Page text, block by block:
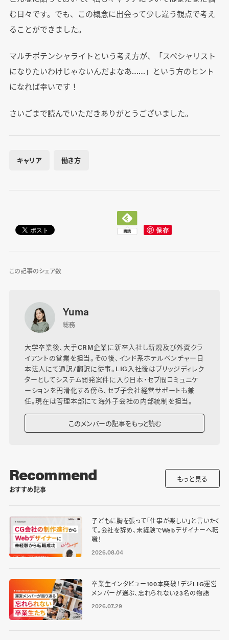
む日々です。でも、この概念に出会って少し違う観点で考え
ることができました。
マルチポテンシャライトという考え方が、「スペシャリスト
になりたいわけじゃないんだよなあ……」という方のヒント
になれば幸いです！
さいごまで読んでいただきありがとうございました。
キャリア 働き方
この記事のシェア数
Yuma
総務
大学卒業後、大手CRM企業に新卒入社し新規及び外資クラ
イアントの営業を担当。その後、インド系ホテルベンチャー日
本法人にて通訳/翻訳に従事。LIG入社後はブリッジディレク
ターとしてシステム開発案件に入り日本・セブ間コミュニケ
ーションを円滑化する傍ら、セブ子会社経営サポートも兼
任。現在は管理本部にて海外子会社の内部統制を担当。
このメンバーの記事をもっと読む
Recommend
おすすめ記事
もっと見る
子どもに胸を張って「仕事が楽しい」と言いたく
て。会社を辞め、未経験でWebデザイナーへ転
職！
2026.08.04
卒業生インタビュー100本突破！デジLIG運営
メンバーが選ぶ、忘れられない23名の物語
2026.07.29